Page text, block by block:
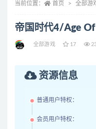
当前位置： 首页 全部游
帝国时代4/Age Of
全部游戏 17
资源信息
普通用户特权：
会员用户特权：